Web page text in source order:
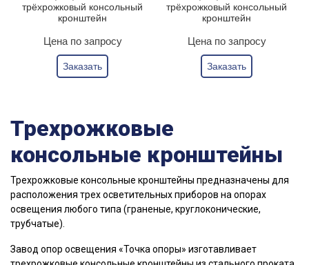
трёхрожковый консольный
кронштейн
Цена по запросу
Заказать
трёхрожковый консольный
кронштейн
Цена по запросу
Заказать
Трехрожковые
консольные кронштейны
Трехрожковые консольные кронштейны предназначены для
расположения трех осветительных приборов на опорах
освещения любого типа (граненые, круглоконические,
трубчатые).
Завод опор освещения «Точка опоры» изготавливает